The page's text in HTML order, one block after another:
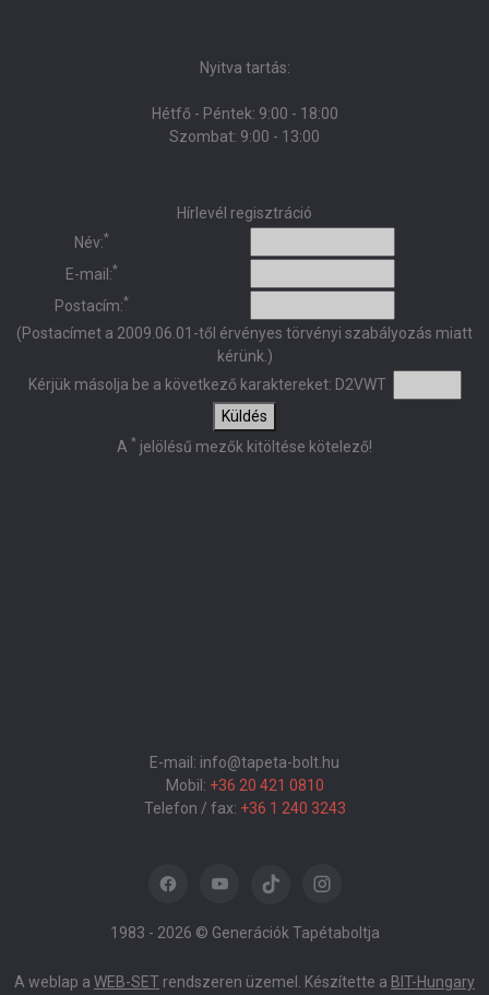
Nyitva tartás:
Hétfő - Péntek: 9:00 - 18:00
Szombat: 9:00 - 13:00
Hírlevél regisztráció
Név:*
E-mail:*
Postacím:*
(Postacímet a 2009.06.01-től érvényes törvényi szabályozás miatt
kérünk.)
Kérjük másolja be a következő karaktereket: D2VWT
Küldés
A * jelölésű mezők kitöltése kötelező!
E-mail: info@tapeta-bolt.hu
Mobil: +36 20 421 0810
Telefon / fax: +36 1 240 3243
1983 - 2026 © Generációk Tapétaboltja
A weblap a WEB-SET rendszeren üzemel. Készítette a BIT-Hungary